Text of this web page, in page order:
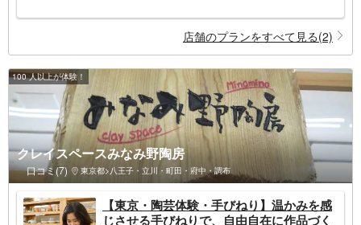
店舗のプランをすべて見る(2)
100 人以上が体験！
クレイスペースみなみ野陶房
口コミ(7) 東京都>八王子・立川・町田・府中・調布
【東京・陶芸体験・手びねり】温かみを感
じさせる手びねりで、自由自在に作品づく